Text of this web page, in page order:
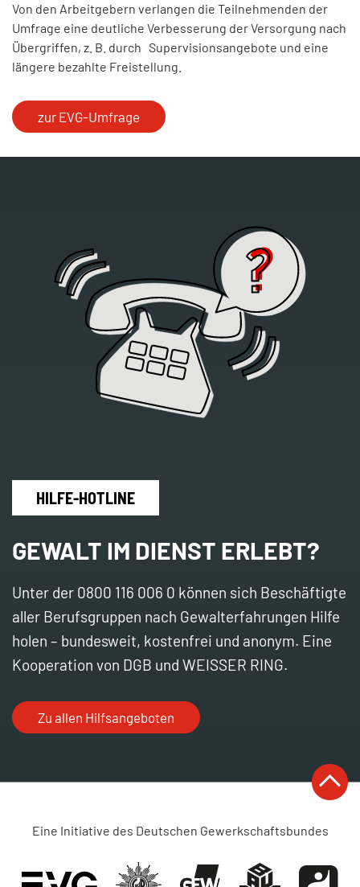
Von den Arbeitgebern verlangen die Teilnehmenden der
Umfrage eine deutliche Verbesserung der Versorgung nach
Übergriffen, z. B. durch Supervisionsangebote und eine
längere bezahlte Freistellung.
zur EVG-Umfrage
HILFE-HOTLINE
GEWALT IM DIENST ERLEBT?
Unter der 0800 116 006 0 können sich Beschäftigte
aller Berufsgruppen nach Gewalterfahrungen Hilfe
holen – bundesweit, kostenfrei und anonym. Eine
Kooperation von DGB und WEISSER RING.
Zu allen Hilfsangeboten
Eine Initiative des Deutschen Gewerkschaftsbundes